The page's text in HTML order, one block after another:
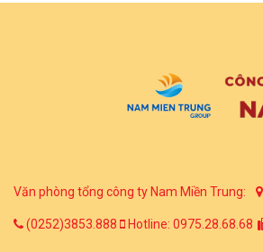
Văn phòng tổng công ty Nam Miền Trung:
(0252)3853.888 Hotline: 0975.28.68.68